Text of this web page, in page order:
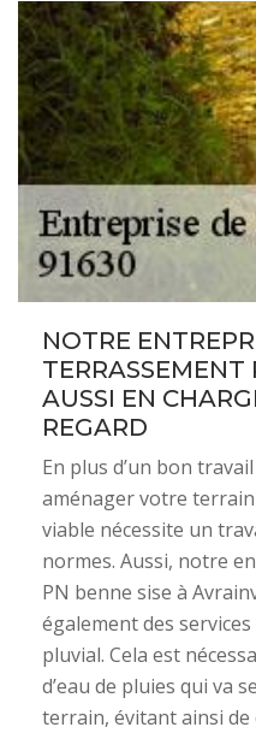
NOTRE
AUSSI EN
REGARD
En plus d’un bon
aménager votre
viable nécessite un
normes. Aussi, notre
PN benne sise à
également des
pluvial. Cela est
d’eau de pluies qui va
terrain, évitant ainsi